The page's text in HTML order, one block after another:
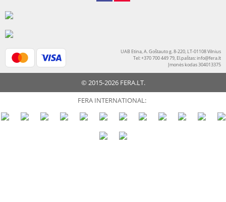
UAB Etina, A. Goštauto g. 8-220, LT-01108 Vilnius
Tel: +370 700 449 79, El.paštas:info@fera.lt
Įmonės kodas 304013375
© 2015-2026 FERA.LT.
FERA INTERNATIONAL: